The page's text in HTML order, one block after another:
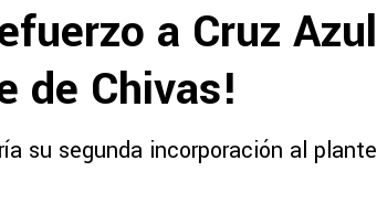
a Cruz
de Chivas!
su segunda incorporación al